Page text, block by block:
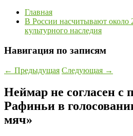
Главная
В России насчитывают около
культурного наследия
Навигация по записям
← Предыдущая Следующая →
Неймар не согласен с
Рафиньи в
мяч»